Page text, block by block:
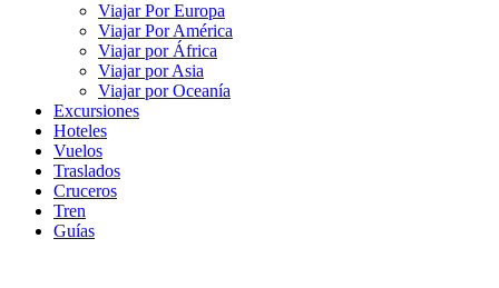
Viajar Por Europa
Viajar Por América
Viajar por África
Viajar por Asia
Viajar por Oceanía
Excursiones
Hoteles
Vuelos
Traslados
Cruceros
Tren
Guías